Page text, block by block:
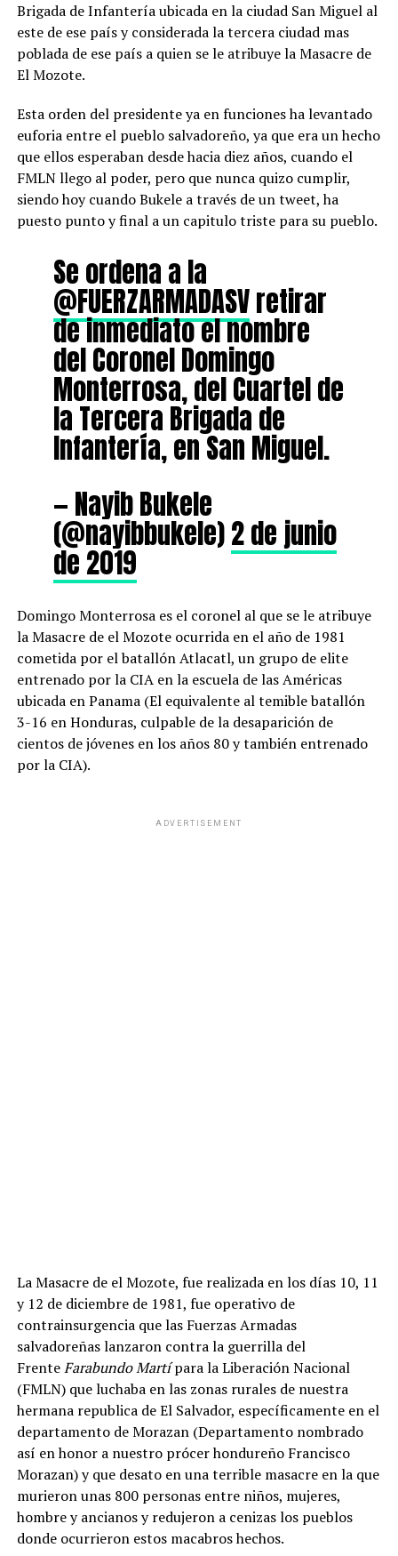
Brigada de Infantería ubicada en la ciudad San Miguel al
este de ese país y considerada la tercera ciudad mas
poblada de ese país a quien se le atribuye la Masacre de
El Mozote.
Esta orden del presidente ya en funciones ha levantado
euforia entre el pueblo salvadoreño, ya que era un hecho
que ellos esperaban desde hacia diez años, cuando el
FMLN llego al poder, pero que nunca quizo cumplir,
siendo hoy cuando Bukele a través de un tweet, ha
puesto punto y final a un capitulo triste para su pueblo.
Se ordena a la
@FUERZARMADASVretirar
de inmediato el nombre
del Coronel Domingo
Monterrosa, del Cuartel de
la Tercera Brigada de
Infantería, en San Miguel.
— Nayib Bukele
(@nayibbukele)2 de junio
de 2019
Domingo Monterrosa es el coronel al que se le atribuye
la Masacre de el Mozote ocurrida en el año de 1981
cometida por el batallón Atlacatl, un grupo de elite
entrenado por la CIA en la escuela de las Américas
ubicada en Panama (El equivalente al temible batallón
3-16 en Honduras, culpable de la desaparición de
cientos de jóvenes en los años 80 y también entrenado
por la CIA).
ADVERTISEMENT
La Masacre de el Mozote, fue realizada en los días 10, 11
y 12 de diciembre de 1981, fue operativo de
contrainsurgencia que las Fuerzas Armadas
salvadoreñas lanzaron contra la guerrilla del
FrenteFarabundo Martípara la Liberación Nacional
(FMLN) que luchaba en las zonas rurales de nuestra
hermana republica de El Salvador, específicamente en el
departamento de Morazan (Departamento nombrado
así en honor a nuestro prócer hondureño Francisco
Morazan) y que desato en una terrible masacre en la que
murieron unas 800 personas entre niños, mujeres,
hombre y ancianos y redujeron a cenizas los pueblos
donde ocurrieron estos macabros hechos.